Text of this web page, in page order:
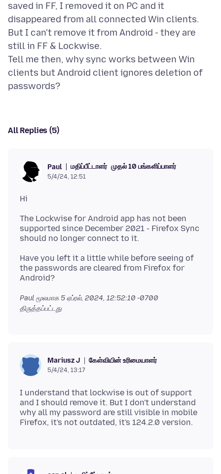
saved in FF, I removed it on PC and it
disappeared from all connected Win clients.
But I can't remove it from Android - they are
still in FF & Lockwise.
Tell me then, why sync works between Win
clients but Android client ignores deletion of
All Replies (5)
Paul மதிப்பீட்டாளர் முதல் 10 பங்களிப்பாளர்
5/4/24, 12:51
The Lockwise for Android app has not been
supported since December 2021 - Firefox Sync
Have you left it a little while before seeing of
the passwords are cleared from Firefox for
Paul மூலமாக 5 ஏப்ரல், 2024, 12:52:10 -0700
திருத்தப்பட்டது
Mariusz J கேள்வியின் உரிமையாளர்
5/4/24, 13:17
I understand that lockwise is out of support
and I should remove it. But I don't understand
why all my password are still visible in mobile